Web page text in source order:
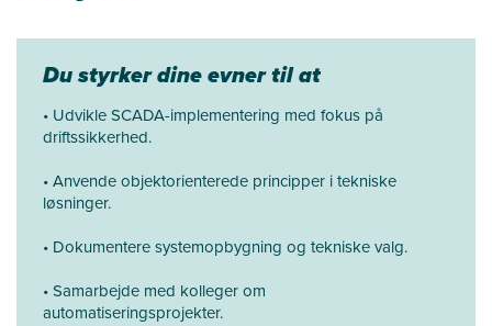
Du styrker dine evner til at
• Udvikle SCADA-implementering med fokus på
driftssikkerhed.
• Anvende objektorienterede principper i tekniske
løsninger.
• Dokumentere systemopbygning og tekniske valg.
• Samarbejde med kolleger om
automatiseringsprojekter.